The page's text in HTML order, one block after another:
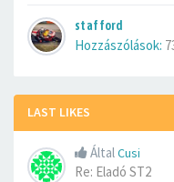
stafford
Hozzászólások:
LAST LIKES
ÁltalCusi
Re: Eladó ST2